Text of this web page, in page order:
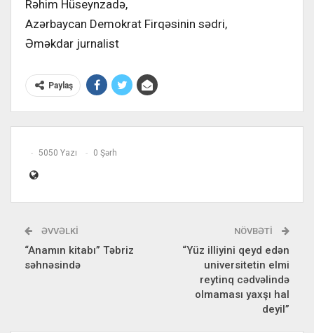
Rəhim Hüseynzadə,
Azərbaycan Demokrat Firqəsinin sədri,
Əməkdar jurnalist
Paylaş
5050 Yazı 0 Şərh
ƏVVƏLKI
“Anamın kitabı” Təbriz
səhnəsində
NÖVBƏTI
“Yüz illiyini qeyd edən
universitetin elmi
reytinq cədvəlində
olmaması yaxşı hal
deyil”